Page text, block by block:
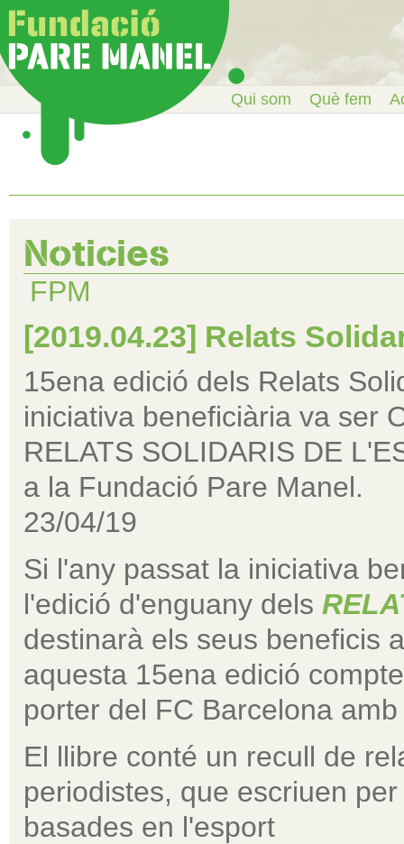
Qui som Què fem
Noticies
FPM
[2019.04.23] Relats
15ena edició dels Relats
iniciativa beneficiària va ser
RELATS SOLIDARIS DE
a la Fundació Pare Manel.
23/04/19
Si l'any passat la iniciativa
l'edició d'enguany dels
destinarà els seus beneficis
aquesta 15ena edició
porter del FC Barcelona
El llibre conté un recull de
periodistes, que escriuen
basades en l'esport